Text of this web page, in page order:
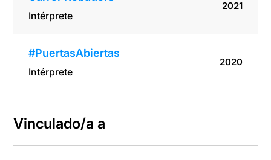
Intérprete
2021
#PuertasAbiertas
Intérprete
2020
Vinculado/a a